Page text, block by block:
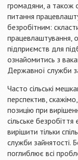
громадяни, а також
питання
безробітним:
працевлаштування,
підприємств для
ознайомитись з
Державної служби
Часто сільські
перспектив,
позицію при
сільське
вирішити тільки
служби зайнятості.
поглиблює всі